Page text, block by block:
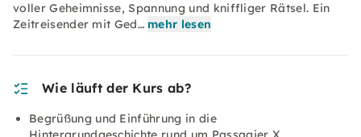
voller Geheimnisse, Spannung und kniffliger Rätsel. Ein
Zeitreisender mit Ged… mehr lesen
Wie läuft der Kurs ab?
Begrüßung und Einführung in die